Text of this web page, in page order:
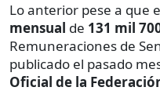
Lo anterior pese a que
mensual de 131 mil
Remuneraciones de
publicado el pasado
Oficial de la